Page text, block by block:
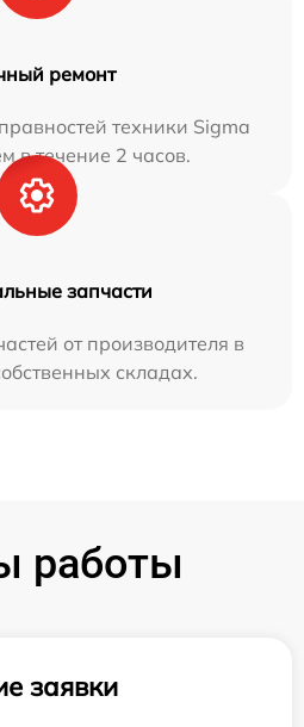
ремонт
техники Sigma
в течение 2 часов.
запчасти
от производителя в
складах.
работы
заявки